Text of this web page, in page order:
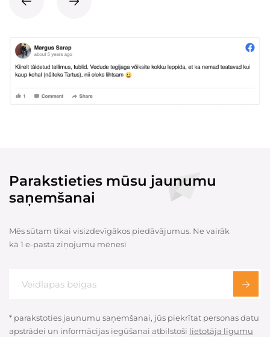
Parakstieties mūsu jaunumu
saņemšanai
Mēs sūtam tikai visizdevīgākos piedāvājumus. Ne vairāk
kā 1 e-pasta ziņojumu mēnesī
* parakstoties jaunumu saņemšanai, jūs piekrītat personas datu
apstrādei un informācijas iegūšanai atbilstoši lietotāja līgumu